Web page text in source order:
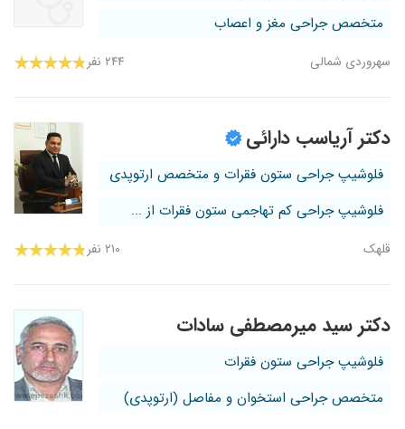
متخصص جراحی مغز و اعصاب
سهروردی شمالی ۲۴۴ نفر
دکتر آریاسب دارائی
فلوشیپ جراحی ستون فقرات و متخصص ارتوپدی
فلوشیپ جراحی کم تهاجمی ستون فقرات از ...
قلهک ۲۱۰ نفر
دکتر سید میرمصطفی سادات
فلوشیپ جراحی ستون فقرات
متخصص جراحی استخوان و مفاصل (ارتوپدی)